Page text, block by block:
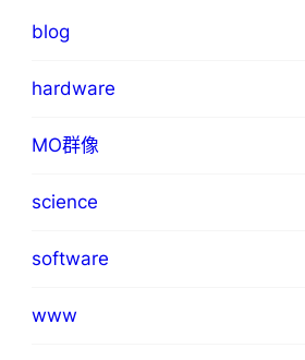
blog
hardware
MO群像
science
software
www